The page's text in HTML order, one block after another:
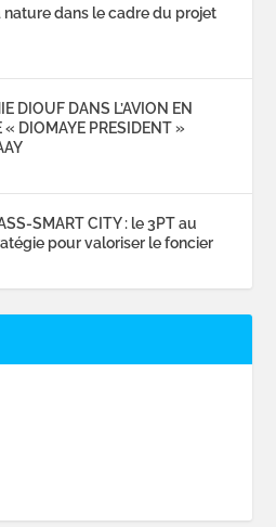
nature dans le cadre du projet
DIOUF DANS L’AVION EN
« DIOMAYE PRESIDENT »
SMART CITY : le 3PT au
pour valoriser le foncier